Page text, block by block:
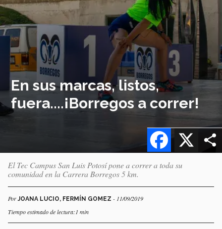
En sus marcas, listos,
fuera....¡Borregos a correr!
X
Facebook
El Tec Campus San Luis Potosí pone a correr a toda su
comunidad en la Carrera Borregos 5 km.
PorJOANA LUCIO, FERMÍN GOMEZ - 11/09/2019
Tiempo estimado de lectura:1 min